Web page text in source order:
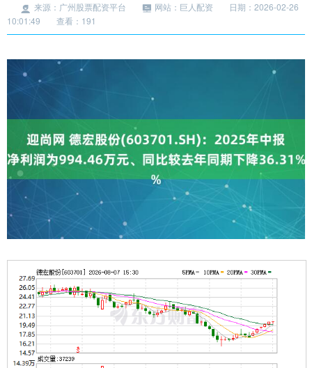
来源：广州股票配资平台 网站：巨人配资
日期：2026-02-26
10:01:49
查看：191